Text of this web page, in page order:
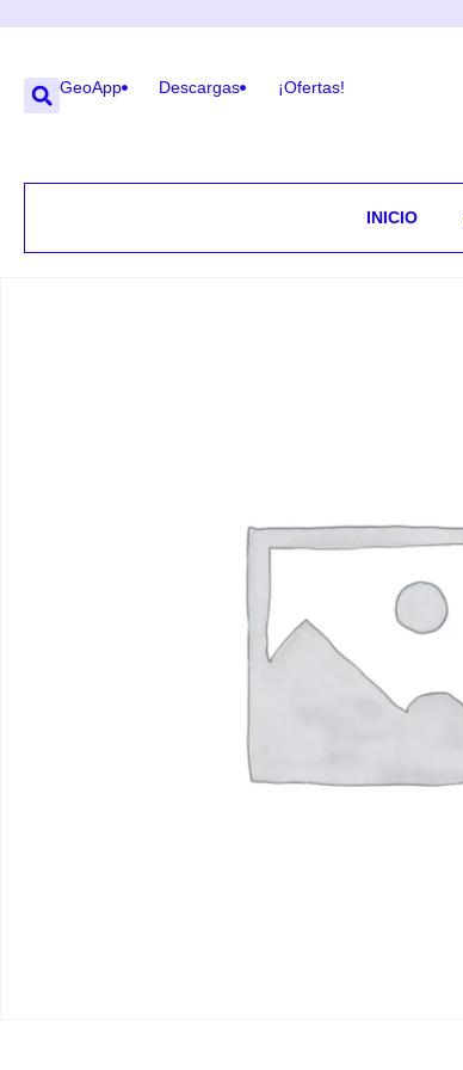
GeoApp Descargas ¡Ofertas!
INICIO